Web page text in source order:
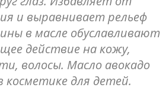
и выравнивает рельеф
в масле обуславливают
действие на кожу,
волосы. Масло авокадо
косметике для детей.